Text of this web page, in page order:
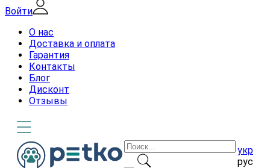
Войти
О нас
Доставка и оплата
Гарантия
Контакты
Блог
Дисконт
Отзывы
укр
рус